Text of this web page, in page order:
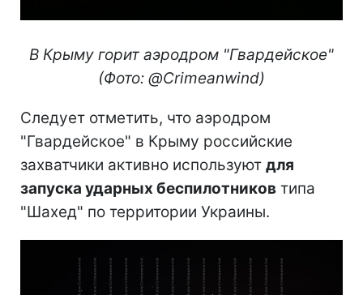
В Крыму горит аэродром "Гвардейское"
(Фото: @Crimeanwind)
Следует отметить, что аэродром
"Гвардейское" в Крыму российские
захватчики активно используют для
запуска ударных беспилотников типа
"Шахед" по территории Украины.